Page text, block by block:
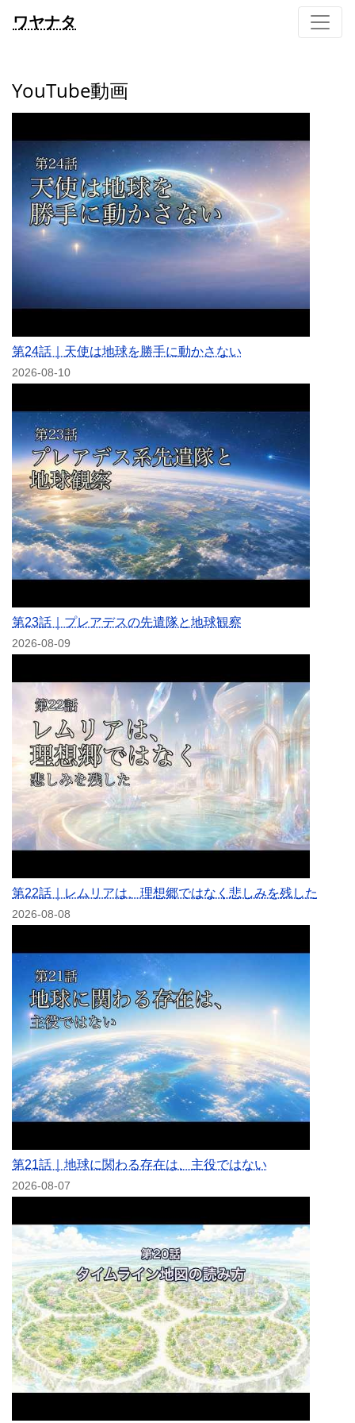
ワヤナタ
YouTube動画
第24話｜天使は地球を勝手に動かさない
2026-08-10
第23話｜プレアデスの先遣隊と地球観察
2026-08-09
第22話｜レムリアは、理想郷ではなく悲しみを残した
2026-08-08
第21話｜地球に関わる存在は、主役ではない
2026-08-07